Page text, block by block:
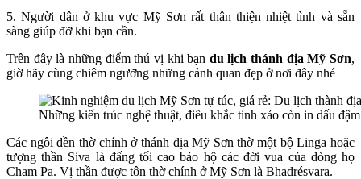
5. Người dân ở khu vực Mỹ Sơn rất thân thiện nhiệt tình và sẵn
sàng giúp đỡ khi bạn cần.
Trên đây là những điểm thú vị khi bạn du lịch thánh địa Mỹ Sơn,
giờ hãy cùng chiêm ngưỡng những cảnh quan đẹp ở nơi đây nhé
Những kiến trúc nghệ thuật, điêu khắc tinh xảo còn in dấu
Các ngôi đền thờ chính ở thánh địa Mỹ Sơn thờ một bộ Linga hoặc
tượng thần Siva là đấng tối cao bảo hộ các đời vua của dòng họ
Cham Pa. Vị thần được tôn thờ chính ở Mỹ Sơn là Bhadrésvara.